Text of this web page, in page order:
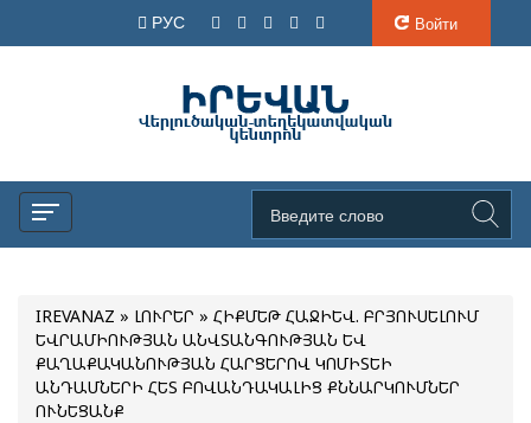
РУС Войти
IREVANAZ » ԼՈՒՐԵՐ » ՀԻՔՄԵԹ ՀԱՋԻԵՎ. ԲՐՅՈՒՍԵԼՈՒՄ
ԵՎՐԱՄԻՈՒԹՅԱՆ ԱՆՎՏԱՆԳՈՒԹՅԱՆ ԵՎ
ՔԱՂԱՔԱԿԱՆՈՒԹՅԱՆ ՀԱՐՑԵՐՈՎ ԿՈՄԻՏԵԻ
ԱՆԴԱՄՆԵՐԻ ՀԵՏ ԲՈՎԱՆԴԱԿԱԼԻՑ ՔՆՆԱՐԿՈՒՄՆԵՐ
ՈՒՆԵՑԱՆՔ